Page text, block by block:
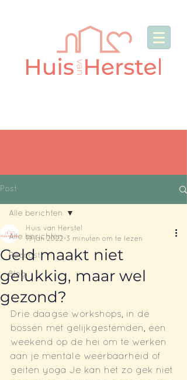
Post
Alle berichten
Podcast
Blog
Alle berichten
Geld maakt niet
gelukkig, maar wel
gezond?
Huis van Herstel
19 jan 2022 3 minuten om te lezen
Drie daagse workshops, in de
bossen met gelijkgestemden, een
weekend op de hei om te werken
aan je mentale weerbaarheid of
geiten yoga Je kan het zo gek niet